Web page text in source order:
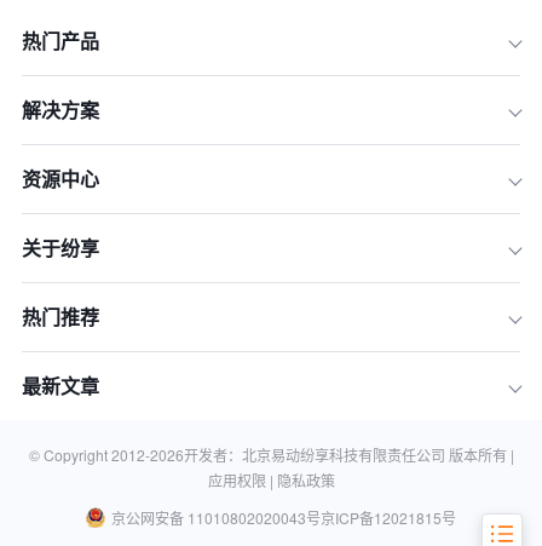
三、 清单详解：10款好用的CRM系统
四、 行动指南：如何为你的企业选择合
六、 常见问题解答 (FAQ)
热门产品
解决方案
资源中心
关于纷享
热门推荐
最新文章
© Copyright 2012-2026开发者：北京易动纷享科技有限责任公司 版本所有 |
应用权限 | 隐私政策
京公网安备 11010802020043号京ICP备12021815号